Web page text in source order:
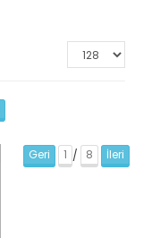
Geri 1 / 8 İleri